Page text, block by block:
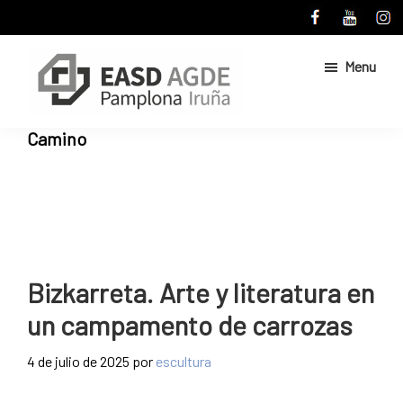
to
content
to
Escuela
de
Sitio
y
Superior
Diseño
Menu
Camino
Bizkarreta. Arte y literatura en
un campamento de carrozas
4 de julio de 2025 por escultura